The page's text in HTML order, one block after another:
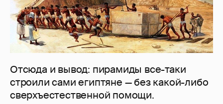
Отсюда и вывод: пирамиды все-таки
строили сами египтяне — без какой-либо
сверхъестественной помощи.